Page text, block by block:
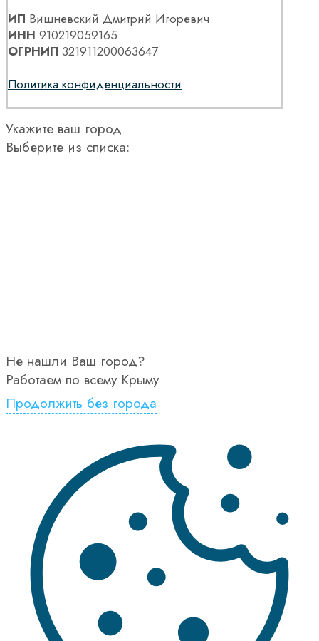
ИП Вишневский Дмитрий Игоревич
ИНН 910219059165
ОГРНИП 321911200063647
Политика конфиденциальности
Укажите ваш город
Выберите из списка:
Не нашли Ваш город?
Работаем по всему Крыму
Продолжить без города